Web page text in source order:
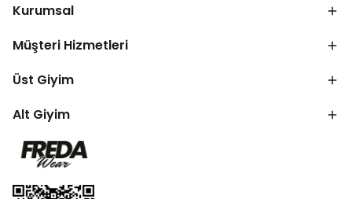
Kurumsal
Müşteri Hizmetleri
Üst Giyim
Alt Giyim